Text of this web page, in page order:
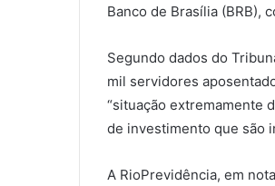
Banco de Brasília (BRB),
Segundo dados do
mil servidores
“situação extremamente
de investimento que são
A RioPrevidência, em